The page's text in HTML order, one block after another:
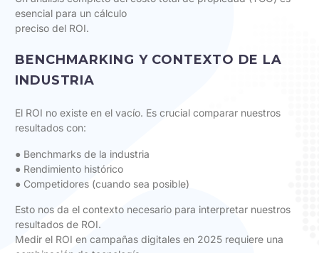
esencial para un cálculo
preciso del ROI.
BENCHMARKING Y CONTEXTO DE LA
INDUSTRIA
El ROI no existe en el vacío. Es crucial comparar nuestros
resultados con:
● Benchmarks de la industria
● Rendimiento histórico
● Competidores (cuando sea posible)
Esto nos da el contexto necesario para interpretar nuestros
resultados de ROI.
Medir el ROI en campañas digitales en 2025 requiere una